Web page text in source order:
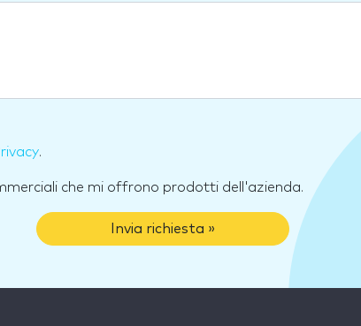
.
che mi offrono prodotti dell'azienda.
Invia richiesta »